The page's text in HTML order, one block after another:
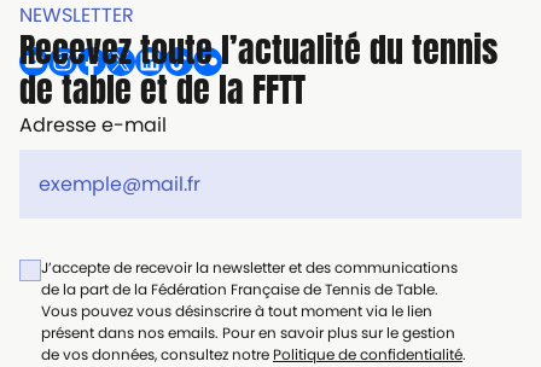
NEWSLETTER
Recevez toute l’actualité du tennis
de table et de la FFTT
Adresse e-mail
J’accepte de recevoir la newsletter et des communications
de la part de la Fédération Française de Tennis de Table.
Vous pouvez vous désinscrire à tout moment via le lien
présent dans nos emails. Pour en savoir plus sur le gestion
de vos données, consultez notre Politique de confidentialité.